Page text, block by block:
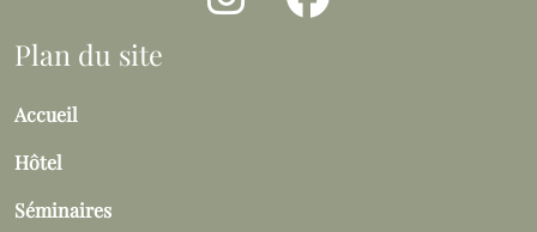
Plan du site
Accueil
Hôtel
Séminaires